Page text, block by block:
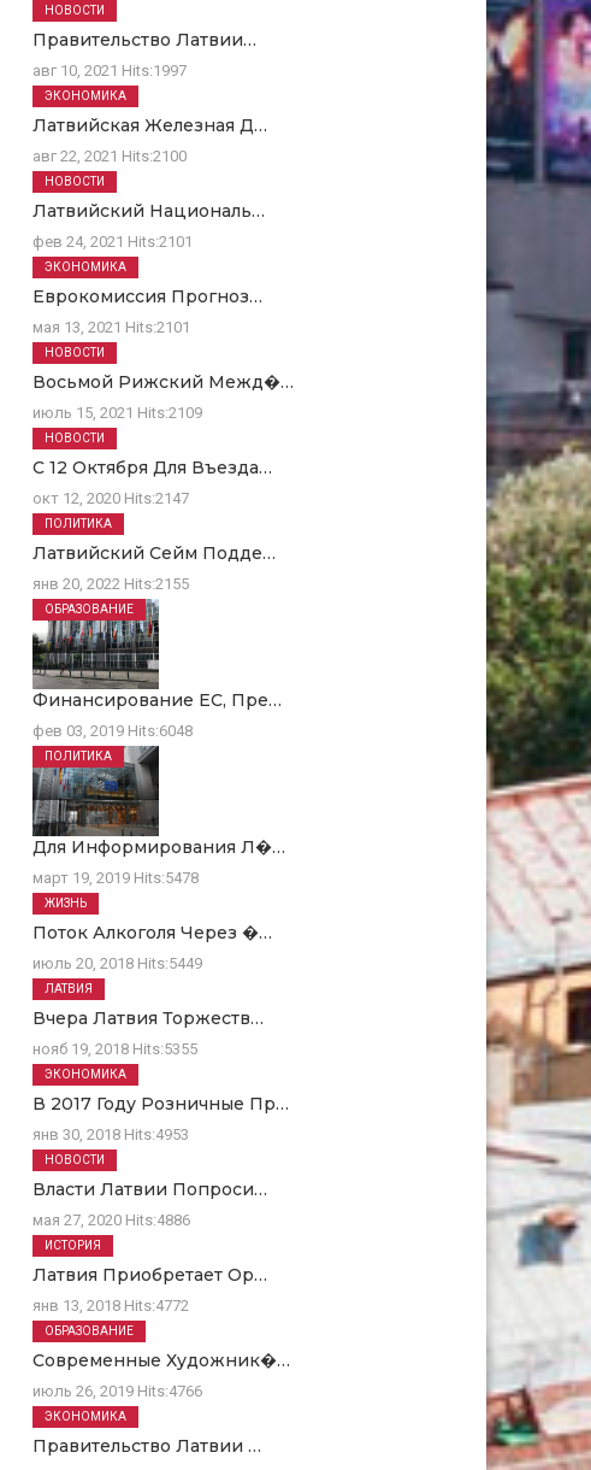
Правительство Латвии…
авг 10, 2021 Hits:1997
НОВОСТИ
Латвийская Железная Д…
авг 22, 2021 Hits:2100
ЭКОНОМИКА
Латвийский Националь…
фев 24, 2021 Hits:2101
НОВОСТИ
Еврокомиссия Прогноз…
мая 13, 2021 Hits:2101
ЭКОНОМИКА
Восьмой Рижский Межд�…
июль 15, 2021 Hits:2109
НОВОСТИ
С 12 Октября Для Въезда…
окт 12, 2020 Hits:2147
НОВОСТИ
Латвийский Сейм Подде…
янв 20, 2022 Hits:2155
ПОЛИТИКА
Финансирование ЕC, Пре…
фев 03, 2019 Hits:6048
ОБРАЗОВАНИЕ
Для Информирования Л�…
март 19, 2019 Hits:5478
ПОЛИТИКА
Поток Алкоголя Через �…
июль 20, 2018 Hits:5449
ЖИЗНЬ
Вчера Латвия Торжеств…
нояб 19, 2018 Hits:5355
ЛАТВИЯ
В 2017 Году Розничные Пр…
янв 30, 2018 Hits:4953
ЭКОНОМИКА
Власти Латвии Попроси…
мая 27, 2020 Hits:4886
НОВОСТИ
Латвия Приобретает Ор…
янв 13, 2018 Hits:4772
ИСТОРИЯ
Современные Художник�…
июль 26, 2019 Hits:4766
ОБРАЗОВАНИЕ
Правительство Латвии …
ЭКОНОМИКА